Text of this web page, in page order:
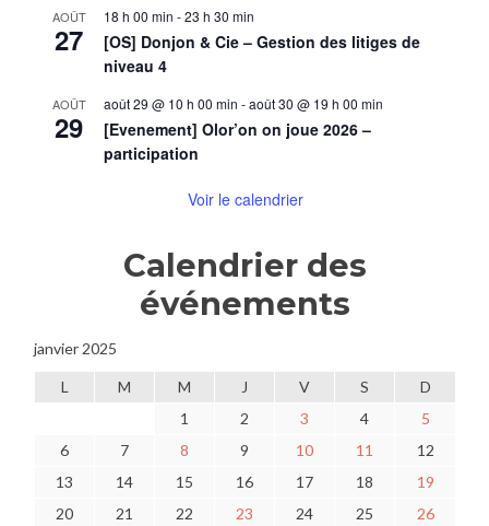
AOÛT
27
18 h 00 min -23 h 30 min
[OS] Donjon & Cie – Gestion des litiges de
niveau 4
AOÛT
29
août 29 @ 10 h 00 min -août 30 @ 19 h 00 min
[Evenement] Olor’on on joue 2026 –
participation
Voir le calendrier
Calendrier des
événements
janvier 2025
L M M J V S
D
1
2 3 4
5
6
7 8 9 10 11
12
13
14 15 16 17 18
19
20
21 22 23 24 25
26